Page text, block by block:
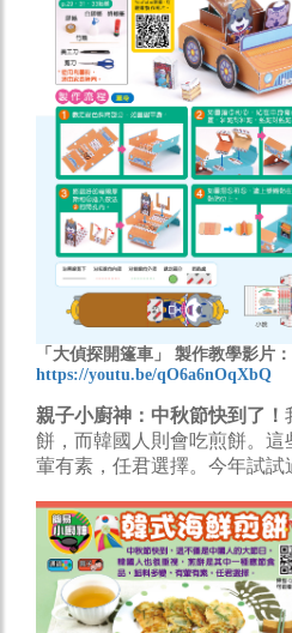
「大偵探開篷車」 製作教學影片：
https://youtu.be/qO6a6nOqXbQ
親子小廚神：中秋節快到了！
餅，而韓國人則會吃煎餅。
葷有素，任君選擇。今年試試